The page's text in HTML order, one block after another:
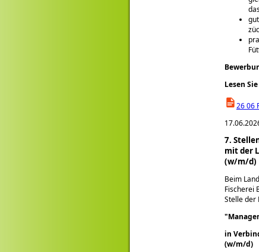
Lesen
26 06
7.
mit der
(w/m/d)
Beim
Fischerei
Stelle der
in
(w/m/d)